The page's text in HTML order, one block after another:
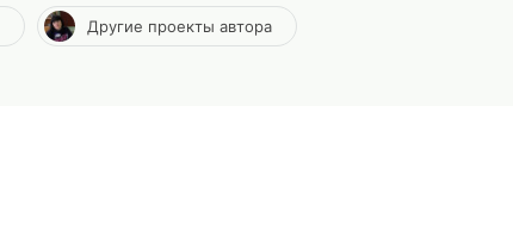
Другие проекты автора